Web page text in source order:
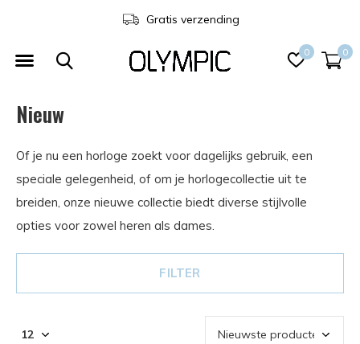
0 0
3 jaar garantie
Nieuw
Of je nu een horloge zoekt voor dagelijks gebruik, een
speciale gelegenheid, of om je horlogecollectie uit te
breiden, onze nieuwe collectie biedt diverse stijlvolle
opties voor zowel heren als dames.
FILTER